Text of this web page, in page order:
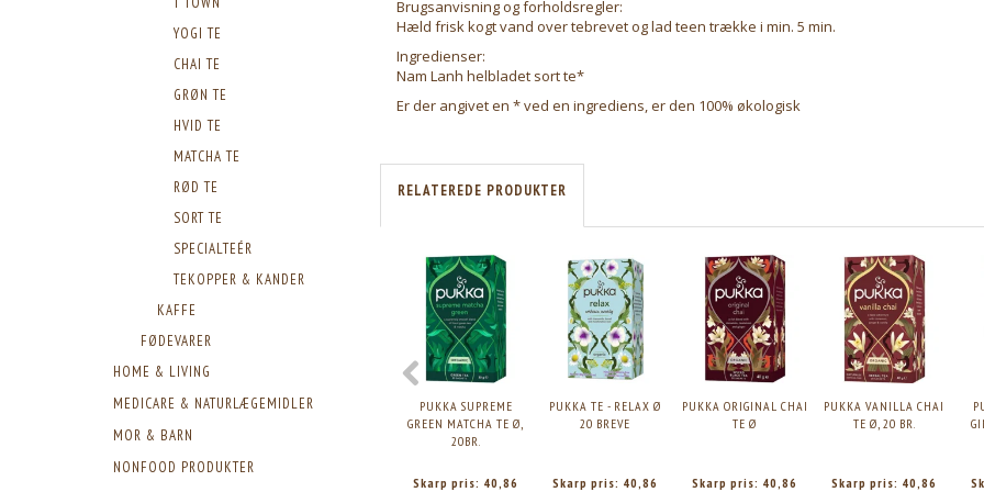
YOGI TE
CHAI TE
GRØN TE
HVID TE
MATCHA TE
RØD TE
SORT TE
SPECIALTEÉR
TEKOPPER & KANDER
KAFFE
FØDEVARER
HOME & LIVING
MEDICARE & NATURLÆGEMIDLER
MOR & BARN
NONFOOD PRODUKTER
Brugsanvisning og forholdsregler:
Hæld frisk kogt vand over tebrevet og lad teen trække i min. 5 min.
Ingredienser:
Nam Lanh helbladet sort te*
Er der angivet en * ved en ingrediens, er den 100% økologisk
RELATEREDE PRODUKTER
PUKKA SUPREME
GREEN MATCHA TE Ø,
20BR.
Skarp pris: 40,86
PUKKA TE - RELAX Ø
20 BREVE
Skarp pris: 40,86
PUKKA ORIGINAL CHAI
TE Ø
Skarp pris: 40,86
PUKKA VANILLA CHAI
TE Ø, 20 BR.
Skarp pris: 40,86